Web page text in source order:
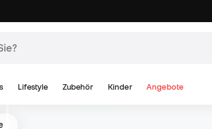
Lifestyle Zubehör Kinder Angebote